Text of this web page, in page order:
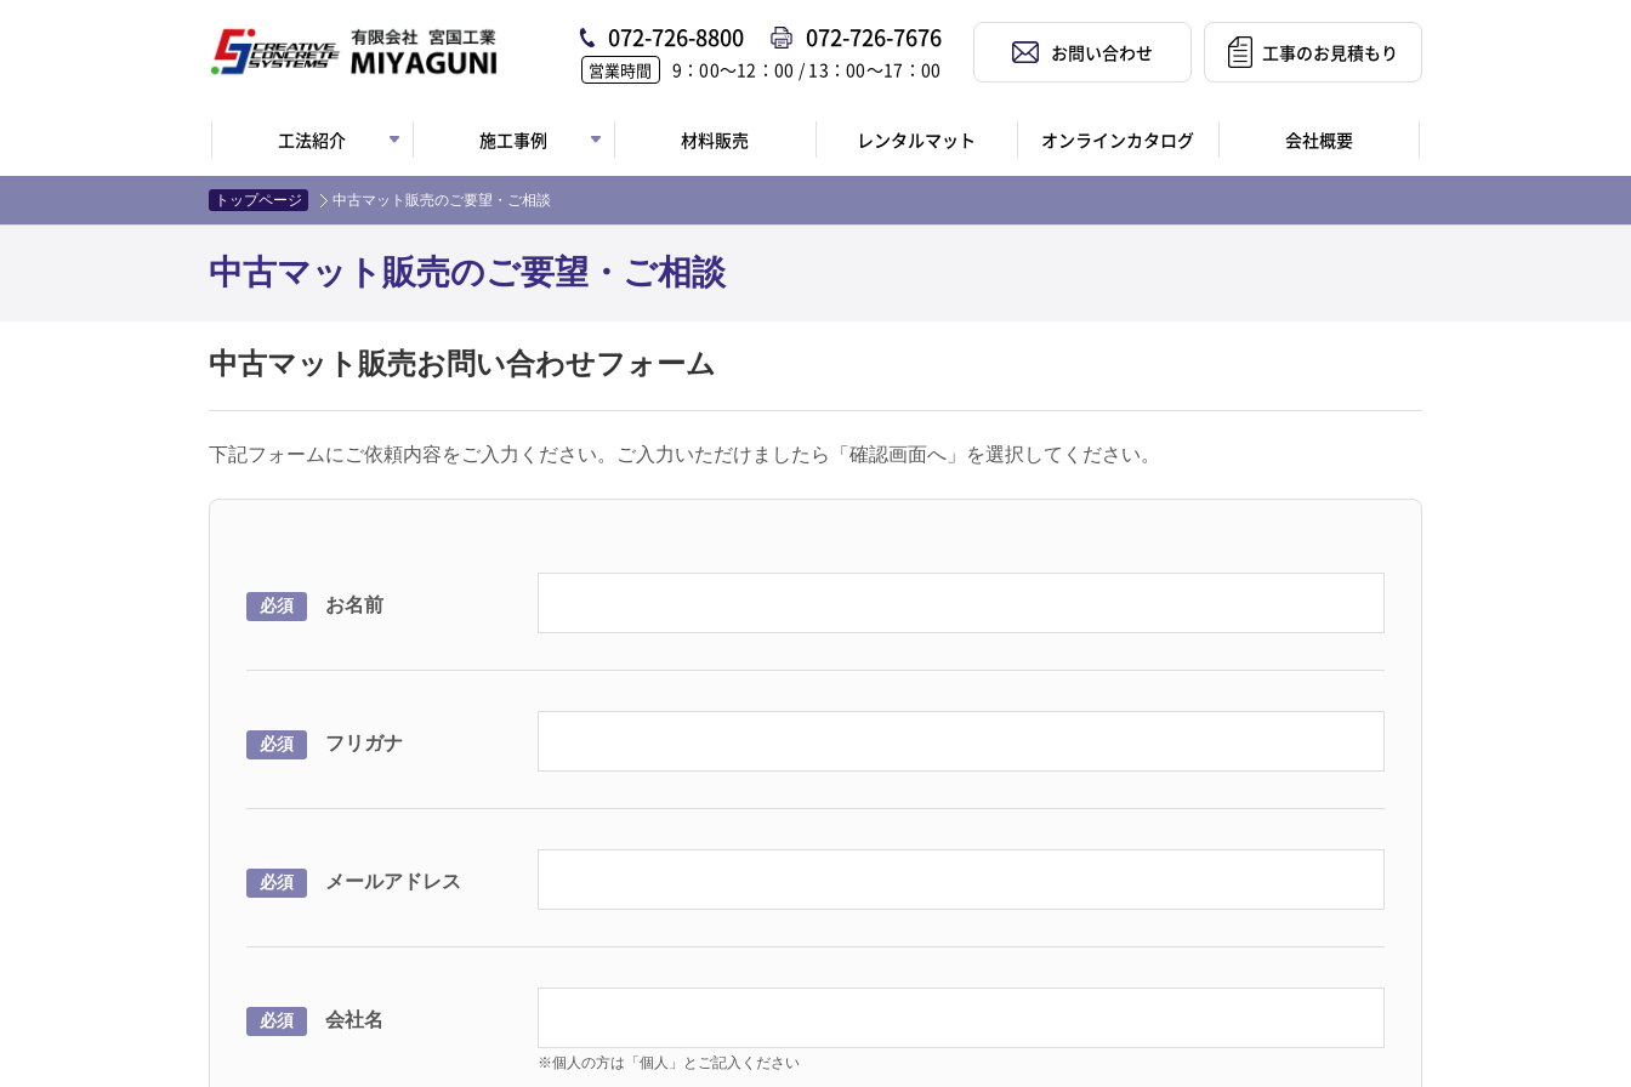
072-726-8800 072-726-7676
営業時間 9：00〜12：00 / 13：00〜17：00
お問い合わせ 工事のお見積もり
工法紹介 施工事例 材料販売 レンタルマット オンラインカタログ 会社概要
トップページ 中古マット販売のご要望・ご相談
中古マット販売のご要望・ご相談
中古マット販売お問い合わせフォーム
下記フォームにご依頼内容をご入力ください。ご入力いただけましたら「確認画面へ」を選択してください。
必須 お名前
必須 フリガナ
必須 メールアドレス
必須 会社名
※個人の方は「個人」とご記入ください